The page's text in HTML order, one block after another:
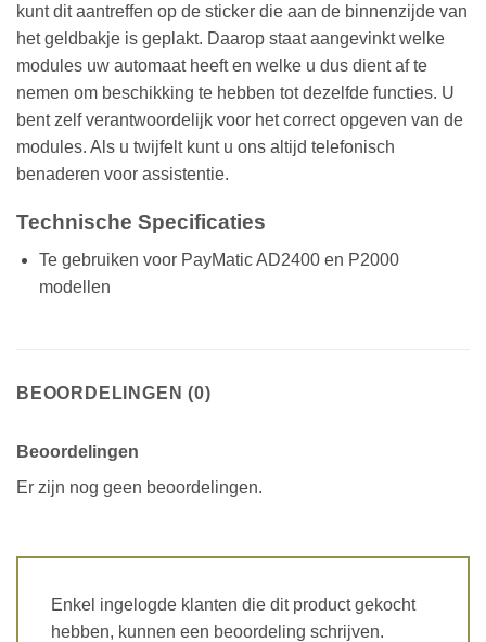
kunt dit aantreffen op de sticker die aan de binnenzijde van
het geldbakje is geplakt. Daarop staat aangevinkt welke
modules uw automaat heeft en welke u dus dient af te
nemen om beschikking te hebben tot dezelfde functies. U
bent zelf verantwoordelijk voor het correct opgeven van de
modules. Als u twijfelt kunt u ons altijd telefonisch
benaderen voor assistentie.
Technische Specificaties
Te gebruiken voor PayMatic AD2400 en P2000
modellen
BEOORDELINGEN (0)
Beoordelingen
Er zijn nog geen beoordelingen.
Enkel ingelogde klanten die dit product gekocht
hebben, kunnen een beoordeling schrijven.